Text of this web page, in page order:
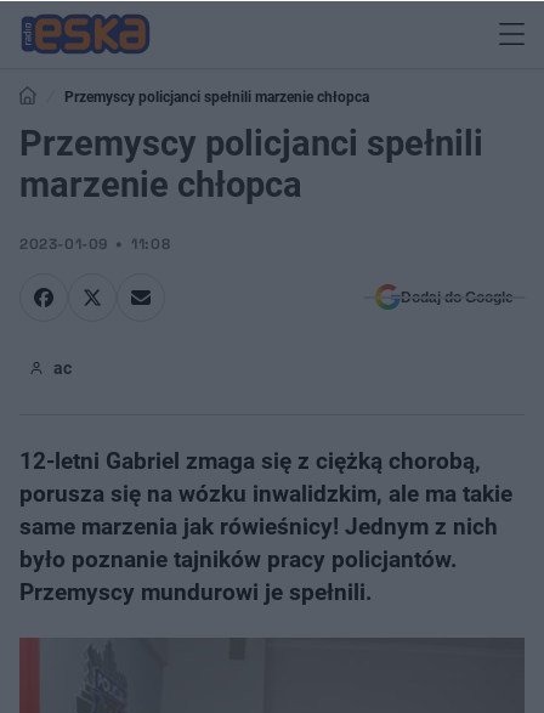
Przemyscy policjanci spełnili marzenie chłopca
Przemyscy policjanci spełnili
marzenie chłopca
2023-01-09 11:08
Dodaj do Google
ac
12-letni Gabriel zmaga się z ciężką chorobą,
porusza się na wózku inwalidzkim, ale ma takie
same marzenia jak rówieśnicy! Jednym z nich
było poznanie tajników pracy policjantów.
Przemyscy mundurowi je spełnili.